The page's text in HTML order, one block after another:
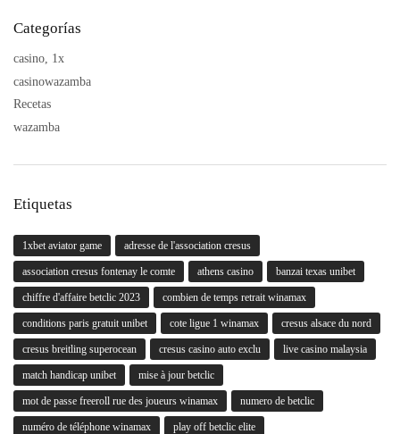
Categorías
casino, 1x
casinowazamba
Recetas
wazamba
Etiquetas
1xbet aviator game adresse de l'association cresus
association cresus fontenay le comte athens casino banzai texas unibet
chiffre d'affaire betclic 2023 combien de temps retrait winamax
conditions paris gratuit unibet cote ligue 1 winamax cresus alsace du nord
cresus breitling superocean cresus casino auto exclu live casino malaysia
match handicap unibet mise à jour betclic
mot de passe freeroll rue des joueurs winamax numero de betclic
numéro de téléphone winamax play off betclic elite